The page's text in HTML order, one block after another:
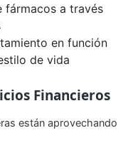
fármacos a través
en función
de vida
Financieros
están aprovechando